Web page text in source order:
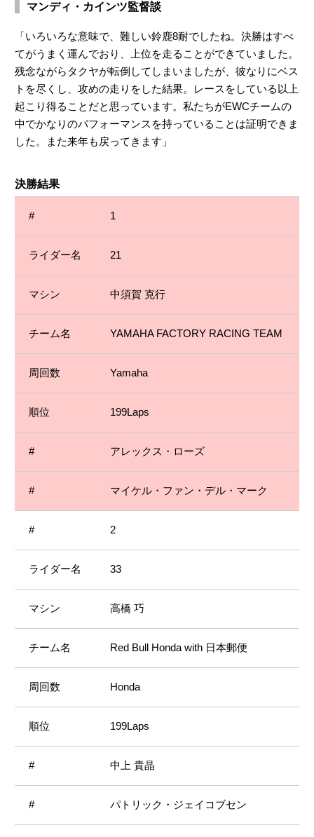
マンディ・カインツ監督談
「いろいろな意味で、難しい鈴鹿8耐でしたね。決勝はすべ
てがうまく運んでおり、上位を走ることができていました。
残念ながらタクヤが転倒してしまいましたが、彼なりにベス
トを尽くし、攻めの走りをした結果。レースをしている以上
起こり得ることだと思っています。私たちがEWCチームの
中でかなりのパフォーマンスを持っていることは証明できま
した。また来年も戻ってきます」
決勝結果
1
21
中須賀 克行
YAMAHA FACTORY RACING TEAM
Yamaha
199Laps
アレックス・ローズ
マイケル・ファン・デル・マーク
2
33
高橋 巧
Red Bull Honda with 日本郵便
Honda
199Laps
中上 貴晶
パトリック・ジェイコブセン